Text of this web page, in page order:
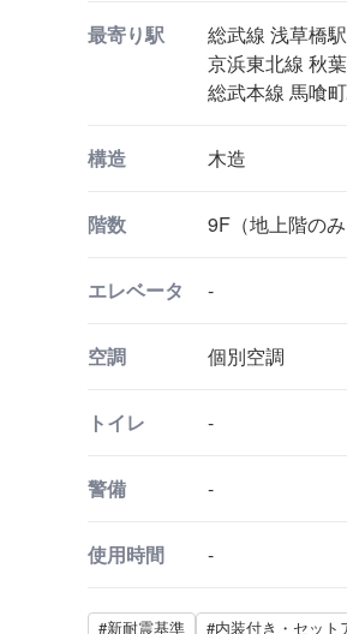
最寄り駅
総武線 浅草橋
京浜東北線 秋
総武本線 馬喰
構造 木造
階数 9F（地上階のみ
エレベータ -
空調 個別空調
トイレ -
警備 -
使用時間 -
#新耐震基準 #内装付き・セット